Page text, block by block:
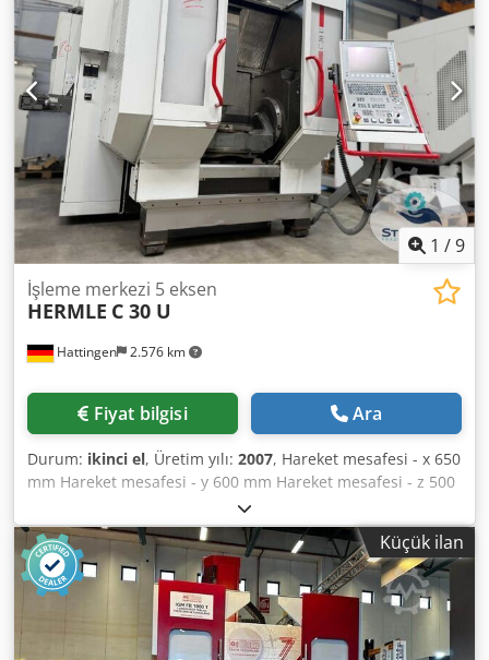
donatılmıştır. Makinenin yalnızca 13.924 saatlik mil çalışma
süresi bulunmaktadır. Makine çok iyi durumdadır. Lütfen
teklifte yer alan diğer teknik detayları ve donanım
bilgilerini inceleyiniz. Dedozczhajpfx Ab Heck - - - - - - - - - -
- - - - - - - - - - - - - - - - - - - - - - - - - - - - - - #Etiketler: C30U |
C-30U | C-30 U
1 /9
Hattingen 2.576 km
İşleme merkezi 5 eksen
HERMLE C 30 U
Fiyat bilgisi Ara
Durum: ikinci el, Üretim yılı: 2007, Hareket mesafesi - x 650
mm Hareket mesafesi - y 600 mm Hareket mesafesi - z 500
mm Kontrol ünitesi HEIDENHAIN - iTNC 530 Mil devri
10.000 devir/dakika NC döner tabla çapı Ø 630 mm Takım
değiştiricideki yuva sayısı 32 Takım tutucu SK 40 5 eksenli
eş zamanlı işleme merkezi | HERMLE - C 30 U, IKZ (80 bar),
NC döner tabla, takım değiştirici ve talaş taşıma sistemi ile
donatılmıştır. Z ekseninin motoru 2025'te yenilenmiştir, mil
ise 7.100 çalışma saati ile 2015'te değiştirilmiştir. Djdpfx
Küçük ilan